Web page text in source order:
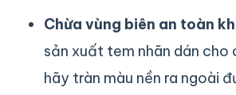
Chừa vùng biên an toàn
sản xuất tem nhãn dán cho
hãy tràn màu nền ra ngoài